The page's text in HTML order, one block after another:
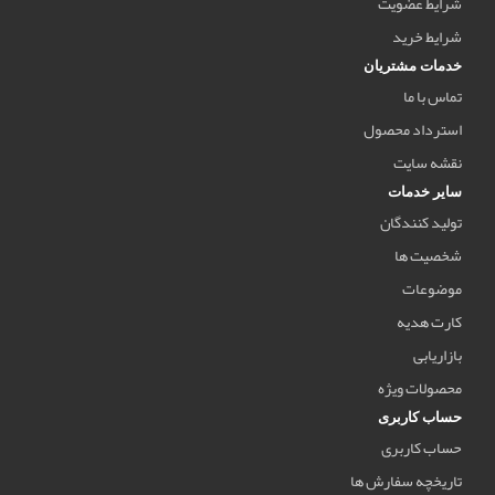
شرایط خرید
خدمات مشتریان
تماس با ما
استرداد محصول
نقشه سایت
سایر خدمات
تولید کنندگان
شخصیت ها
موضوعات
کارت هدیه
بازاریابی
محصولات ویژه
حساب کاربری
حساب کاربری
تاریخچه سفارش ها